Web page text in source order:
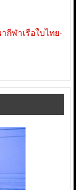
กีฬาเรือใบไทย-